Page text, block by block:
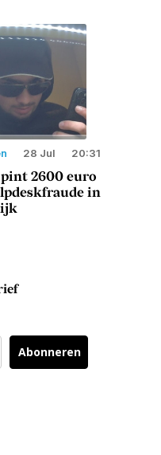
28 Jul 20:31
2600 euro
in
Abonneren